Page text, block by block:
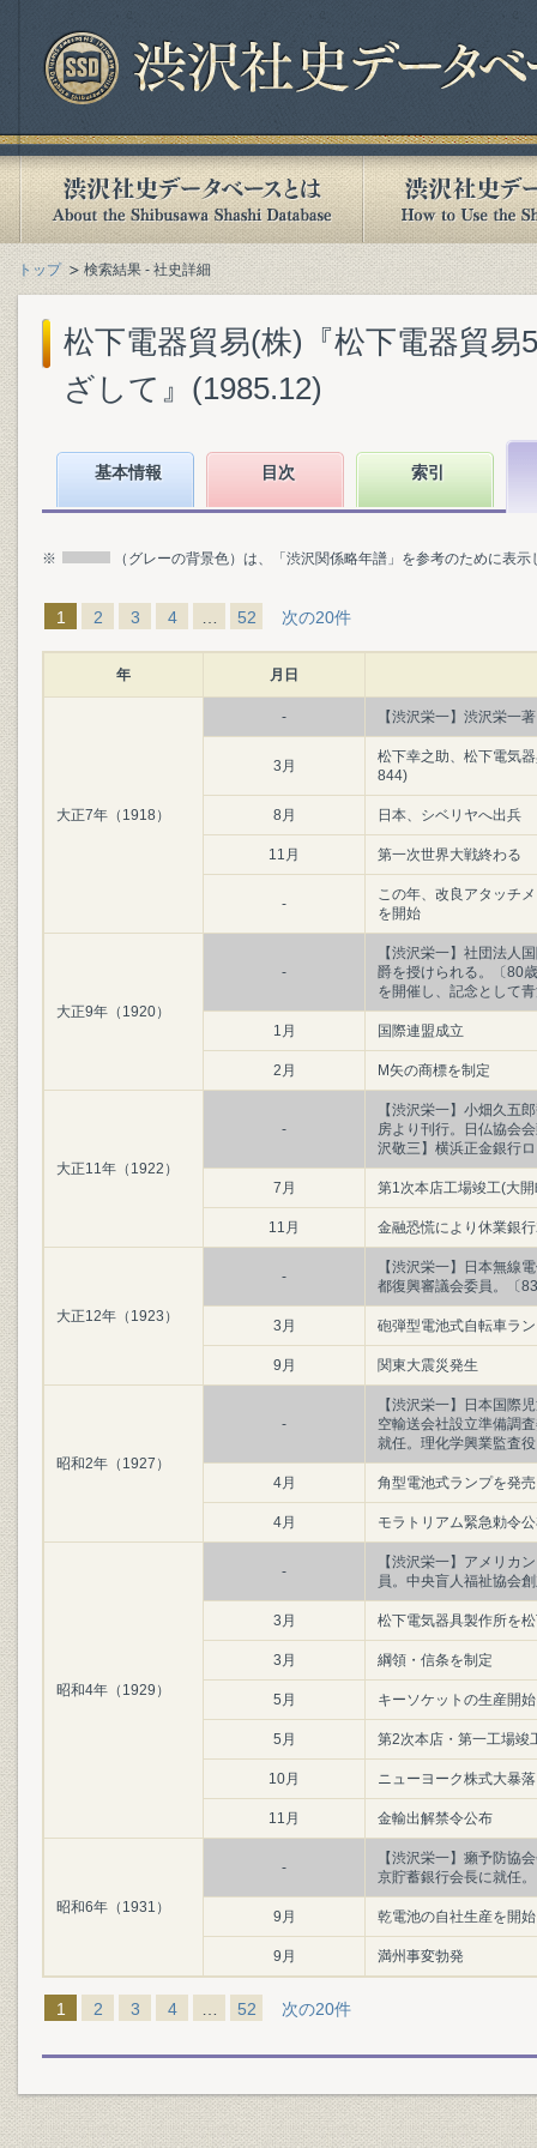
トップ 検索結果 - 社史詳細
松下電器貿易(株)『松下電器貿
ざして』(1985.12)
基本情報 目次 索引
※ （グレーの背景色）は、「渋沢関係略年譜」を参考のために表
1 2 3 4 52 次の20件
年 月日
大正7年（1918）
- 【渋沢栄一】渋沢栄一
3月
松下幸之助、松下電気
844)
8月 日本、シベリヤへ出兵
11月 第一次世界大戦終わる
-
この年、改良アタッチ
を開始
大正9年（1920）
-
【渋沢栄一】社団法人
爵を授けられる。〔80
を開催し、記念として
1月 国際連盟成立
2月 M矢の商標を制定
大正11年（1922）
-
【渋沢栄一】小畑久五
房より刊行。日仏協会
沢敬三】横浜正金銀行
7月 第1次本店工場竣工(大
11月 金融恐慌により休業銀
大正12年（1923）
-
【渋沢栄一】日本無線
都復興審議会委員。〔
3月 砲弾型電池式自転車ラ
9月 関東大震災発生
昭和2年（1927）
-
【渋沢栄一】日本国際
空輸送会社設立準備調
就任。理化学興業監査
4月 角型電池式ランプを発
4月 モラトリアム緊急勅令
昭和4年（1929）
-
【渋沢栄一】アメリカ
員。中央盲人福祉協会
3月 松下電気器具製作所を
3月 綱領・信条を制定
5月 キーソケットの生産開始
5月 第2次本店・第一工場竣
10月 ニューヨーク株式大暴
11月 金輸出解禁令公布
昭和6年（1931）
-
【渋沢栄一】癩予防協
京貯蓄銀行会長に就任。
9月 乾電池の自社生産を開始
9月 満州事変勃発
1 2 3 4 52 次の20件